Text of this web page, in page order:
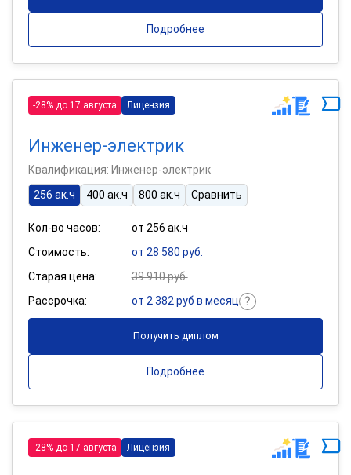
Подробнее
-28% до 17 августа Лицензия
Инженер-электрик
Квалификация: Инженер-электрик
256 ак.ч
400 ак.ч 800 ак.ч Сравнить
Кол-во часов:
от 256 ак.ч
Стоимость:
от 28 580 руб.
Старая цена:
39 910 руб.
Рассрочка:
от 2 382 руб в месяц
Получить диплом
Подробнее
-28% до 17 августа Лицензия